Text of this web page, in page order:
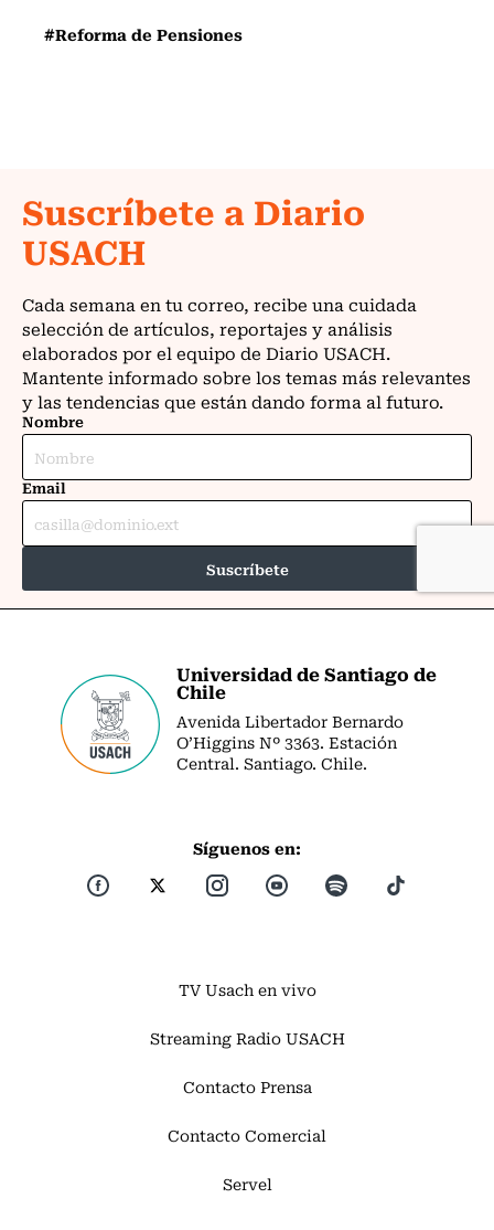
#Reforma de Pensiones
Universidad de Santiago de
Chile
Avenida Libertador Bernardo
O’Higgins Nº 3363. Estación
Central. Santiago. Chile.
Síguenos en:
TV Usach en vivo
Streaming Radio USACH
Contacto Prensa
Contacto Comercial
Servel